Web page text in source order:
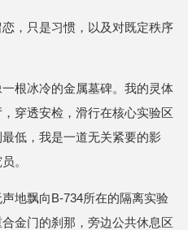
，只是习惯，以及对既定秩序
根冰冷的金属墓碑。我的灵体
穿透安检，滑行在核心实验区
低，我是一道无关紧要的影
。
地飘向B-734所在的隔离实验
金门的刹那，旁边公共休息区